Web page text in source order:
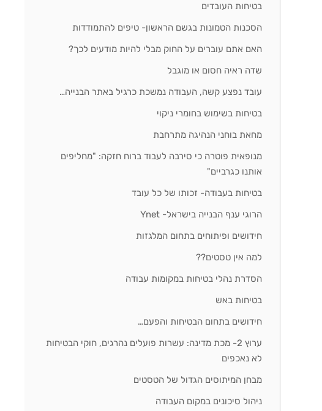
בטיחות העובדים
הסכנות הטמונות בגשם הראשון- טיפים להתמודדות
האם אתם עוברים על החוק מבלי להיות מודעים לכך?
שדה ראיה חסום או מוגבל
עובד נפצע קשה, העבודה נמשכת כרגיל באתר הבנייה…
בטיחות בשימוש בחומרי ניקוי
מחאת בוחני הנהיגה מתרחבת
מנופאית פוטרה כי סירבה לעבוד ברוח חזקה: "מחליפים
אותנו כגרביים"
בטיחות בעבודה- זכותו של כל עובד
הרוגי ענף הבנייה בישראל- Ynet
חידושים ופיתוחים בתחום המלגזות
למה אין טסטים??
הסדרת נהלי בטיחות במקומות עבודה
בטיחות באש
חידושים בתחום הבטיחות והפעם…
ערוץ 2- מכת מדינה: עשרות פועלים נהרגים, חוקי הבטיחות
לא נאכפים
מבחן המיתוסים הגדול של הטסטים
ניהול סיכונים במקום העבודה